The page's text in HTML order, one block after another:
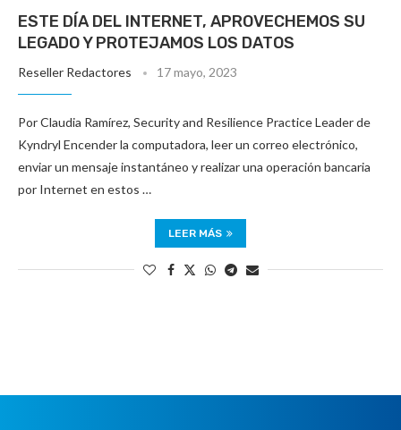
ESTE DÍA DEL INTERNET, APROVECHEMOS SU
LEGADO Y PROTEJAMOS LOS DATOS
Reseller Redactores 17 mayo, 2023
Por Claudia Ramírez, Security and Resilience Practice Leader de
Kyndryl Encender la computadora, leer un correo electrónico,
enviar un mensaje instantáneo y realizar una operación bancaria
por Internet en estos …
LEER MÁS